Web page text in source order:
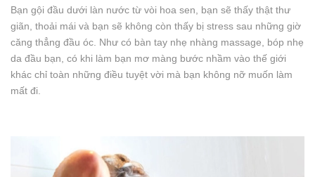
Bạn gội đầu dưới làn nước từ vòi hoa sen, bạn sẽ thấy thật thư
giãn, thoải mái và bạn sẽ không còn thấy bị stress sau những giờ
căng thẳng đầu óc. Như có bàn tay nhẹ nhàng massage, bóp nhẹ
da đầu bạn, có khi làm bạn mơ màng bước nhầm vào thế giới
khác chỉ toàn những điều tuyệt vời mà bạn không nỡ muốn làm
mất đi.